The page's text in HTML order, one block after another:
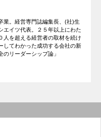
業。経営専門誌編集長、(社)生
エイツ代表。２５年以上にわた
人を超える経営者の取材を続け
してわかった成功する会社の新
リーダーシップ論」